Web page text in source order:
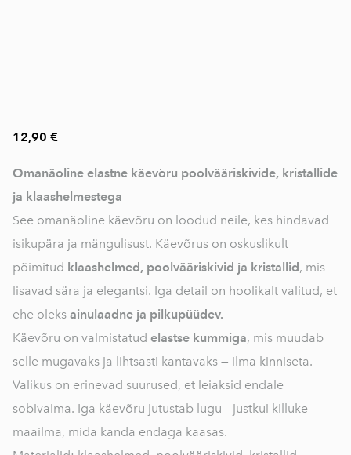
12,90 €
Omanäoline elastne käevõru poolvääriskivide, kristallide
ja klaashelmestega
See omanäoline käevõru on loodud neile, kes hindavad
isikupära ja mängulisust. Käevõrus on oskuslikult
põimitud klaashelmed, poolvääriskivid ja kristallid, mis
lisavad sära ja elegantsi. Iga detail on hoolikalt valitud, et
ehe oleks ainulaadne ja pilkupüüdev.
Käevõru on valmistatud elastse kummiga, mis muudab
selle mugavaks ja lihtsasti kantavaks — ilma kinniseta.
Valikus on erinevad suurused, et leiaksid endale
sobivaima. Iga käevõru jutustab lugu – justkui killuke
maailma, mida kanda endaga kaasas.